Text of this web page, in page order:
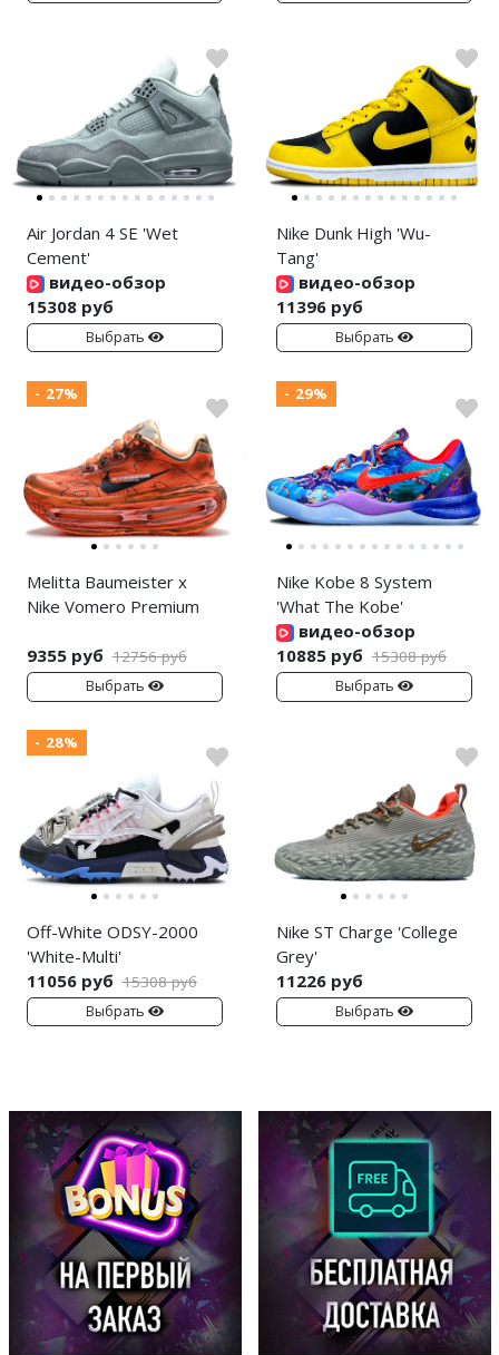
Air Jordan 4 SE 'Wet
Cement'
видео-обзор
15308 руб
Выбрать
Nike Dunk High 'Wu-
Tang'
видео-обзор
11396 руб
Выбрать
- 27%
Melitta Baumeister x
Nike Vomero Premium
9355 руб 12756 руб
Выбрать
- 29%
Nike Kobe 8 System
'What The Kobe'
видео-обзор
10885 руб 15308 руб
Выбрать
- 28%
Off-White ODSY-2000
'White-Multi'
11056 руб 15308 руб
Выбрать
Nike ST Charge 'College
Grey'
11226 руб
Выбрать